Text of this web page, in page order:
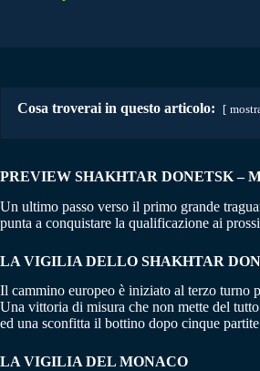
Cosa troverai in questo articolo:
PREVIEW SHAKHTAR DONETSK –
Un ultimo passo verso il primo grande
punta a conquistare la qualificazione ai
LA VIGILIA DELLO SHAKHTAR
Il cammino europeo è iniziato al terzo turno
Una vittoria di misura che non mette del
ed una sconfitta il bottino dopo cinque
LA VIGILIA DEL MONACO